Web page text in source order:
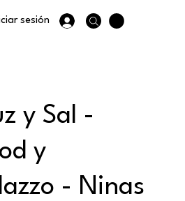
sesión
y Sal -
y
- Ninas